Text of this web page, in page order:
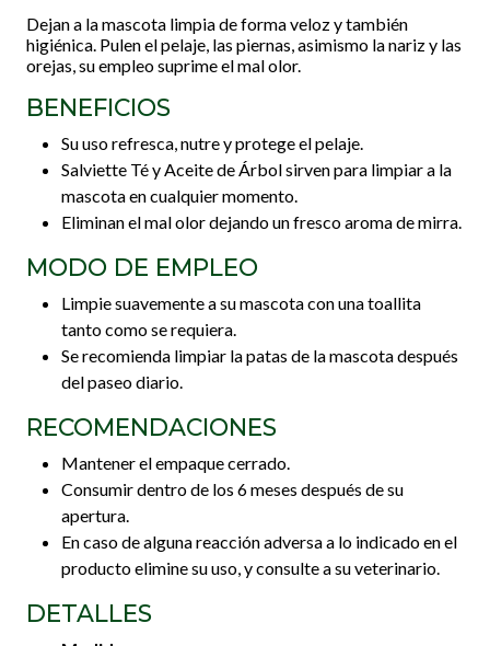
Dejan a la mascota limpia de forma veloz y también
higiénica. Pulen el pelaje, las piernas, asimismo la nariz y las
orejas, su empleo suprime el mal olor.
BENEFICIOS
Su uso refresca, nutre y protege el pelaje.
Salviette Té y Aceite de Árbol sirven para limpiar a la
mascota en cualquier momento.
Eliminan el mal olor dejando un fresco aroma de mirra.
MODO DE EMPLEO
Limpie suavemente a su mascota con una toallita
tanto como se requiera.
Se recomienda limpiar la patas de la mascota después
del paseo diario.
RECOMENDACIONES
Mantener el empaque cerrado.
Consumir dentro de los 6 meses después de su
apertura.
En caso de alguna reacción adversa a lo indicado en el
producto elimine su uso, y consulte a su veterinario.
DETALLES